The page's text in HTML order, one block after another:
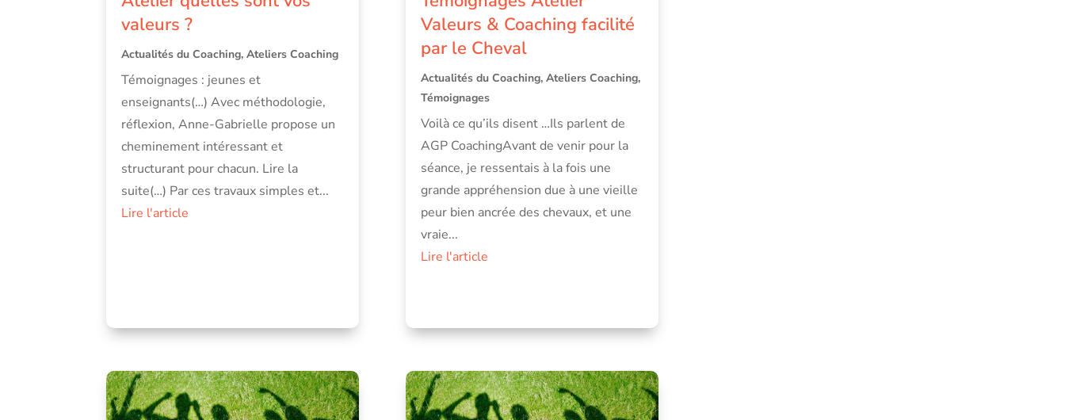
valeurs ?
Actualités du Coaching,Ateliers Coaching
Témoignages : jeunes et
enseignants(…) Avec méthodologie,
réflexion, Anne-Gabrielle propose un
cheminement intéressant et
structurant pour chacun. Lire la
suite(…) Par ces travaux simples et...
Lire l'article
Valeurs & Coaching facilité
par le Cheval
Actualités du Coaching,Ateliers Coaching,
Témoignages
Voilà ce qu’ils disent …Ils parlent de
AGP CoachingAvant de venir pour la
séance, je ressentais à la fois une
grande appréhension due à une vieille
peur bien ancrée des chevaux, et une
vraie...
Lire l'article